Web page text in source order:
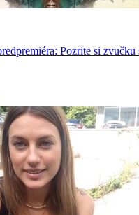
Pozrite si zvučku